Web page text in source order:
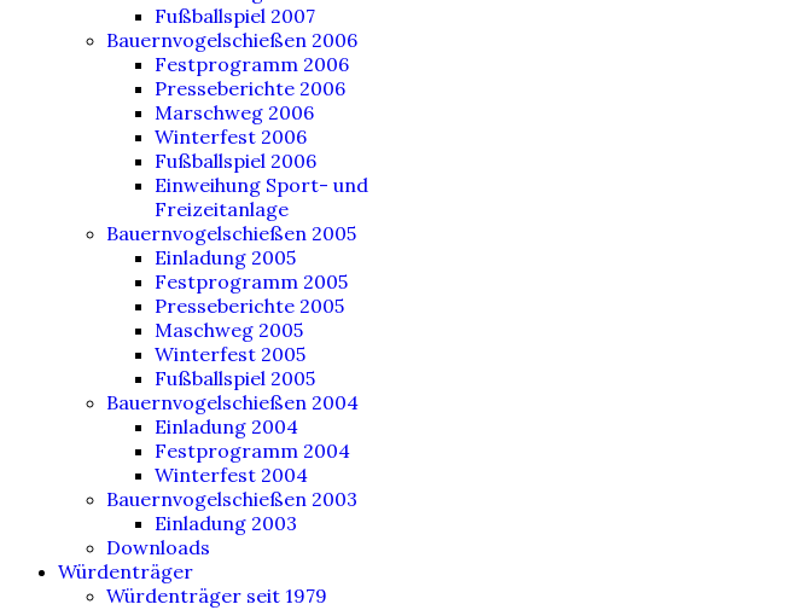
Fußballspiel 2007
Bauernvogelschießen 2006
Festprogramm 2006
Presseberichte 2006
Marschweg 2006
Winterfest 2006
Fußballspiel 2006
Einweihung Sport- und
Freizeitanlage
Bauernvogelschießen 2005
Einladung 2005
Festprogramm 2005
Presseberichte 2005
Maschweg 2005
Winterfest 2005
Fußballspiel 2005
Bauernvogelschießen 2004
Einladung 2004
Festprogramm 2004
Winterfest 2004
Bauernvogelschießen 2003
Einladung 2003
Downloads
Würdenträger
Würdenträger seit 1979